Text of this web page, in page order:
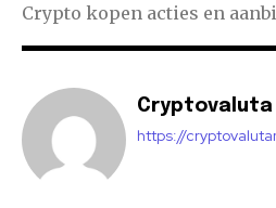
Crypto kopen acties en
Cryptovaluta
https://